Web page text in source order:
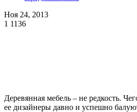
Ноя 24, 2013
1 1136
Деревянная мебель – не редкость.
ее дизайнеры давно и успешно